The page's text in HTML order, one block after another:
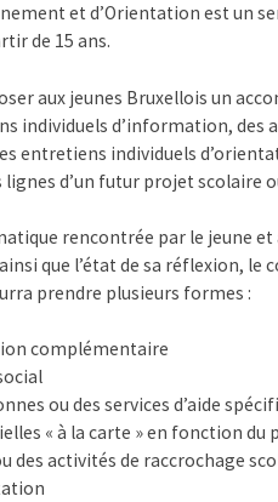
et d’Orientation est un
de 15 ans.
aux jeunes Bruxellois un
individuels d’information, des
entretiens individuels
d’un futur projet scolaire
rencontrée par le jeune
que l’état de sa réflexion, le
prendre plusieurs formes :
complémentaire
ou des services d’aide
« à la carte » en fonction du
des activités de raccrochage